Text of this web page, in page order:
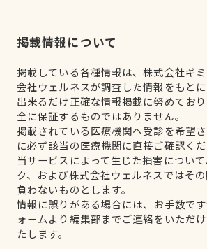
掲載情報について
掲載している各種情報は、株式会社ギ
会社ウェルネスが調査した情報をもとに
出来るだけ正確な情報掲載に努めてお
全に保証するものではありません。
掲載されている医療機関へ受診を希望
に必ず該当の医療機関に直接ご確認くだ
当サービスによって生じた損害につい
ク、および株式会社ウェルネスではそ
負わないものとします。
情報に誤りがある場合には、お手数で
ォームより編集部までご連絡をいただ
たします。